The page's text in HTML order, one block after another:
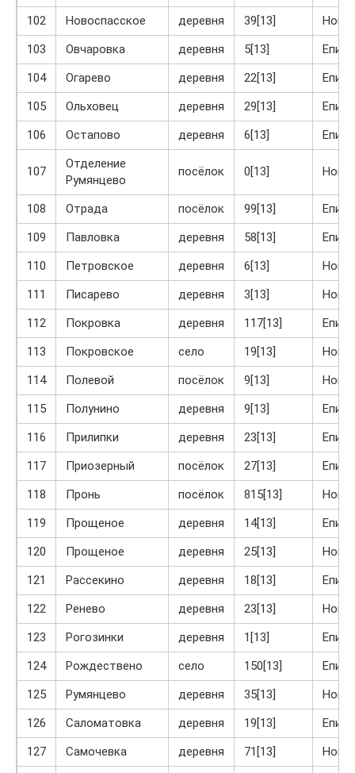
102 Новоспасское деревня 39[13]
103
Овчаровка деревня 5[13]
104
Огарево деревня 22[13]
105
Ольховец деревня 29[13]
106
Остапово деревня 6[13]
107
Отделение
Румянцево
посёлок 0[13]
108 Отрада посёлок 99[13]
109
Павловка деревня 58[13]
110
Петровское деревня 6[13]
111
Писарево деревня 3[13]
112
Покровка деревня 117[13]
113
Покровское село 19[13]
114
Полевой посёлок 9[13]
115
Полунино деревня 9[13]
116
Прилипки деревня 23[13]
117
Приозерный посёлок 27[13]
118
Пронь посёлок 815[13]
119
Прощеное деревня 14[13]
120
Прощеное деревня 25[13]
121
Рассекино деревня 18[13]
122
Ренево деревня 23[13]
123
Рогозинки деревня 1[13]
124
Рождествено село 150[13]
125
Румянцево деревня 35[13]
126
Саломатовка деревня 19[13]
127
Самочевка деревня 71[13]